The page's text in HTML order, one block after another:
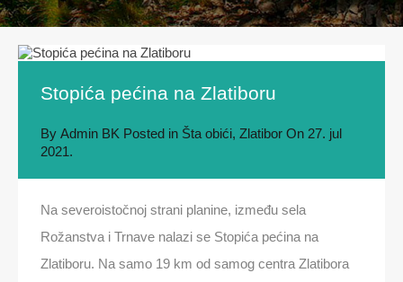
Stopića pećina na Zlatiboru
By Admin BK Posted in Šta obići, Zlatibor On 27. jul
2021.
Na severoistočnoj strani planine, između sela
Rožanstva i Trnave nalazi se Stopića pećina na
Zlatiboru. Na samo 19 km od samog centra Zlatibora